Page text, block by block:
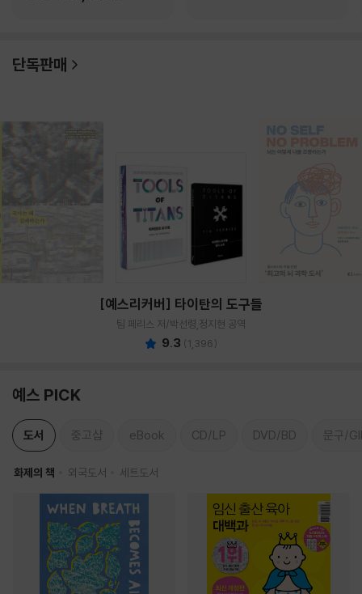
단독판매
[예스리커버] 타이탄의 도구들
팀 페리스 저/박선령,정지현 공역
9.3 (1,396)
예스 PICK
도서 중고샵 eBook CD/LP DVD/BD 문구/
화제의 책 외국도서 세트도서